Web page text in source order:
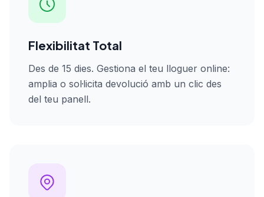
Flexibilitat Total
Des de 15 dies. Gestiona el teu lloguer online:
amplia o sol·licita devolució amb un clic des
del teu panell.